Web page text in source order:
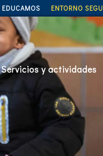
EDUCAMOS ENTORNO
Servicios y actividades